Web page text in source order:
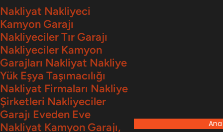
İçeriğe
geç
Nakliyat Nakliyeci
Kamyon Garajı
Nakliyeciler Tır Garajı
Nakliyeciler Kamyon
Garajları Nakliyat Nakliye
Yük Eşya Taşımacılığı
Nakliyat Firmaları Nakliye
Şirketleri Nakliyeciler
Garajı Eveden Eve
Nakliyat Kamyon Garajı,